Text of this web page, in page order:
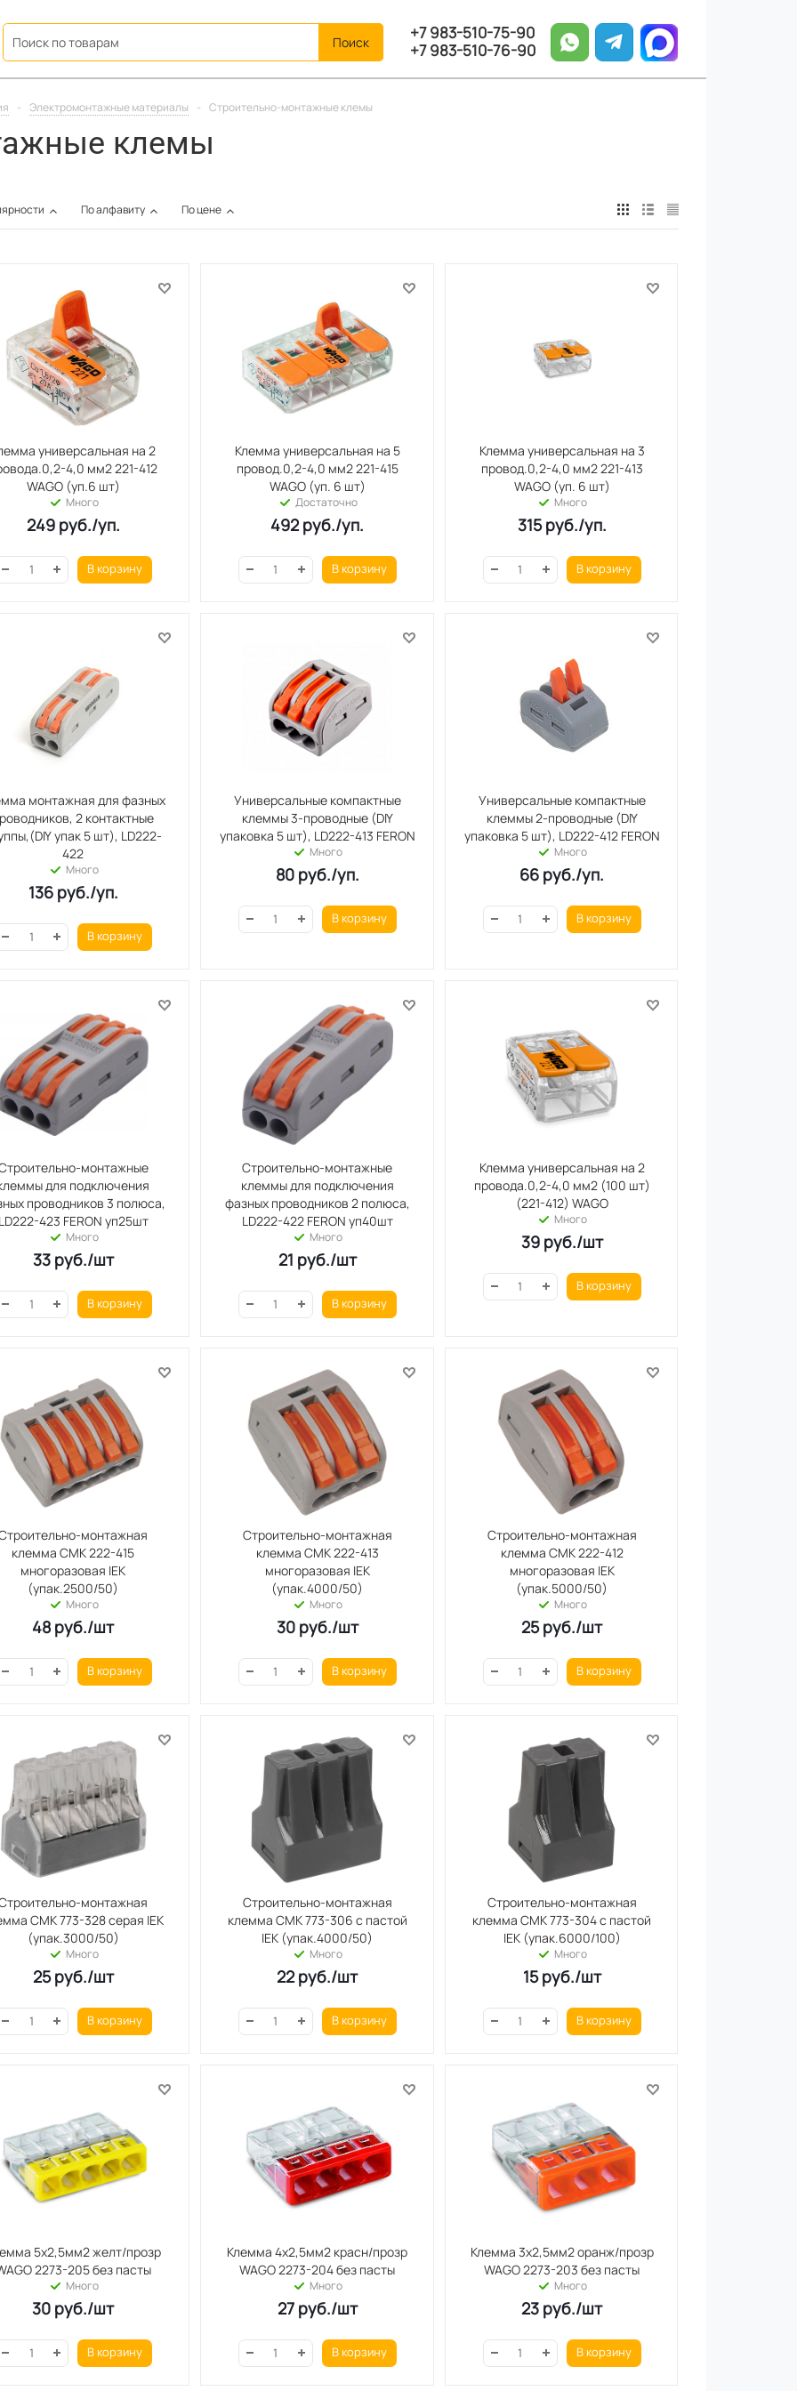
+7 983-510-75-90
+7 983-510-76-90
- Электромонтажные материалы - Строительно-монтажные клемы
клемы
По алфавиту По цене
универсальная на 2
4,0 мм2 221-412
WAGO (уп.6 шт)
Много
249руб./уп.
В корзину
Клемма универсальная на 5
провод.0,2-4,0 мм2 221-415
WAGO (уп. 6 шт)
Достаточно
492руб./уп.
В корзину
Клемма универсальная на 3
провод.0,2-4,0 мм2 221-413
WAGO (уп. 6 шт)
Много
315руб./уп.
В корзину
монтажная для фазных
2 контактные
упак 5 шт), LD222-
422
Много
136руб./уп.
В корзину
Универсальные компактные
клеммы 3-проводные (DIY
упаковка 5 шт), LD222-413 FERON
Много
80руб./уп.
В корзину
Универсальные компактные
клеммы 2-проводные (DIY
упаковка 5 шт), LD222-412 FERON
Много
66 руб./уп.
В корзину
монтажные
для подключения
проводников 3 полюса,
423 FERON уп25шт
Много
33руб./шт
В корзину
Строительно-монтажные
клеммы для подключения
фазных проводников 2 полюса,
LD222-422 FERON уп40шт
Много
21 руб./шт
В корзину
Клемма универсальная на 2
провода.0,2-4,0 мм2 (100 шт)
(221-412) WAGO
Много
39руб./шт
В корзину
монтажная
клемма СМК 222-415
многоразовая IEK
(упак.2500/50)
Много
48 руб./шт
В корзину
Строительно-монтажная
клемма СМК 222-413
многоразовая IEK
(упак.4000/50)
Много
30руб./шт
В корзину
Строительно-монтажная
клемма СМК 222-412
многоразовая IEK
(упак.5000/50)
Много
25руб./шт
В корзину
монтажная
СМК 773-328 серая IEK
(упак.3000/50)
Много
25руб./шт
В корзину
Строительно-монтажная
клемма СМК 773-306 с пастой
IEK (упак.4000/50)
Много
22руб./шт
В корзину
Строительно-монтажная
клемма СМК 773-304 с пастой
IEK (упак.6000/100)
Много
15руб./шт
В корзину
5х2,5мм2 желт/прозр
2273-205 без пасты
Много
30 руб./шт
В корзину
Клемма 4х2,5мм2 красн/прозр
WAGO 2273-204 без пасты
Много
27руб./шт
В корзину
Клемма 3х2,5мм2 оранж/прозр
WAGO 2273-203 без пасты
Много
23 руб./шт
В корзину